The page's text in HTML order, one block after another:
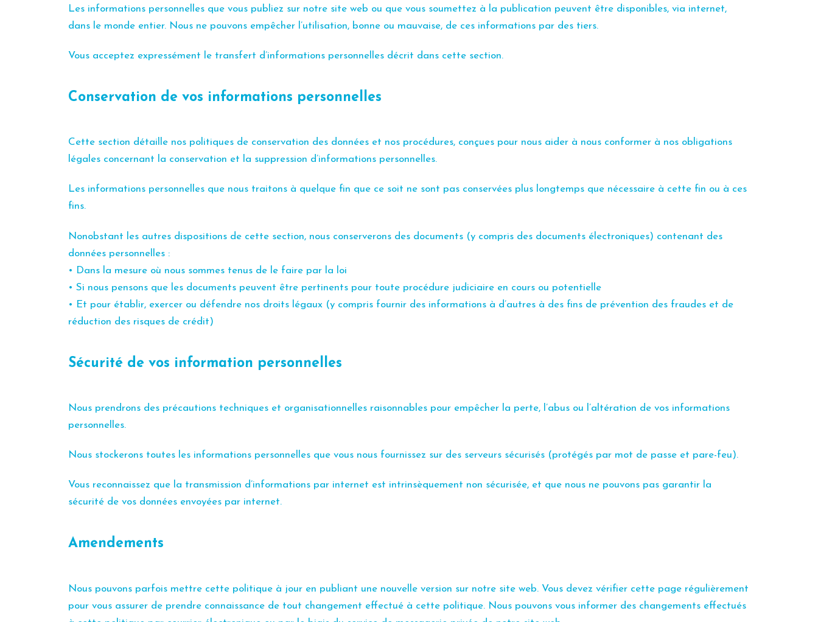
Les informations personnelles que vous publiez sur notre site web ou que vous soumettez à la publication peuvent être disponibles, via internet,
dans le monde entier. Nous ne pouvons empêcher l’utilisation, bonne ou mauvaise, de ces informations par des tiers.
Vous acceptez expressément le transfert d’informations personnelles décrit dans cette section.
Conservation de vos informations personnelles
Cette section détaille nos politiques de conservation des données et nos procédures, conçues pour nous aider à nous conformer à nos obligations
légales concernant la conservation et la suppression d’informations personnelles.
Les informations personnelles que nous traitons à quelque fin que ce soit ne sont pas conservées plus longtemps que nécessaire à cette fin ou à ces
fins.
Nonobstant les autres dispositions de cette section, nous conserverons des documents (y compris des documents électroniques) contenant des
données personnelles :
• Dans la mesure où nous sommes tenus de le faire par la loi
• Si nous pensons que les documents peuvent être pertinents pour toute procédure judiciaire en cours ou potentielle
• Et pour établir, exercer ou défendre nos droits légaux (y compris fournir des informations à d’autres à des fins de prévention des fraudes et de
réduction des risques de crédit)
Sécurité de vos information personnelles
Nous prendrons des précautions techniques et organisationnelles raisonnables pour empêcher la perte, l’abus ou l’altération de vos informations
personnelles.
Nous stockerons toutes les informations personnelles que vous nous fournissez sur des serveurs sécurisés (protégés par mot de passe et pare-feu).
Vous reconnaissez que la transmission d’informations par internet est intrinsèquement non sécurisée, et que nous ne pouvons pas garantir la
sécurité de vos données envoyées par internet.
Amendements
Nous pouvons parfois mettre cette politique à jour en publiant une nouvelle version sur notre site web. Vous devez vérifier cette page régulièrement
pour vous assurer de prendre connaissance de tout changement effectué à cette politique. Nous pouvons vous informer des changements effectués